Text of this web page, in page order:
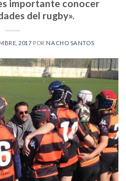
importante conocer
del rugby».
2017 POR NACHO SANTOS